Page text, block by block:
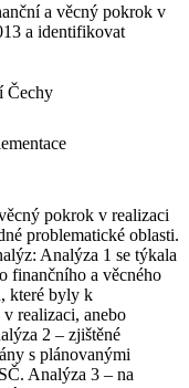
a věcný pokrok v
a identifikovat
Čechy
pokrok v realizaci
problematické oblasti.
Analýza 1 se týkala
finančního a věcného
které byly k
realizaci, anebo
2 – zjištěné
s plánovanými
Analýza 3 – na